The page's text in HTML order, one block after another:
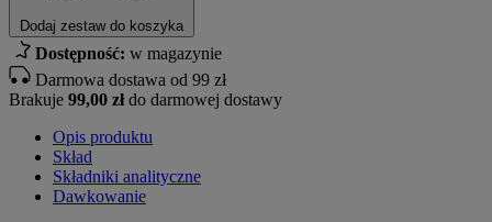
Dodaj zestaw do koszyka
Dostępność: w magazynie
Darmowa dostawa od 99 zł
Brakuje 99,00 złdo darmowej dostawy
Opis produktu
Skład
Składniki analityczne
Dawkowanie